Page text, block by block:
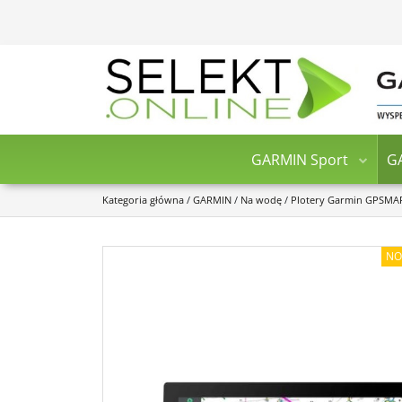
GARMIN Sport
Kategoria główna / GARMIN / Na wodę / Plotery Garmin